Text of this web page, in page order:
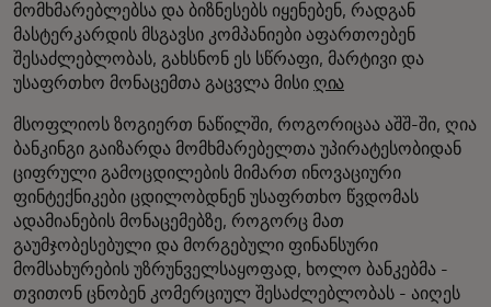
მომხმარებლებსა და ბიზნესებს იყენებენ, რადგან
მასტერკარდის მსგავსი კომპანიები აფართოებენ
შესაძლებლობას, გახსნონ ეს სწრაფი, მარტივი და
უსაფრთხო მონაცემთა გაცვლა მისი ღია
მსოფლიოს ზოგიერთ ნაწილში, როგორიცაა აშშ-ში, ღია
ბანკინგი გაიზარდა მომხმარებელთა უპირატესობიდან
ციფრული გამოცდილების მიმართ ინოვაციური
ფინტექნიკები ცდილობდნენ უსაფრთხო წვდომას
ადამიანების მონაცემებზე, როგორც მათ
გაუმჯობესებული და მორგებული ფინანსური
მომსახურების უზრუნველსაყოფად, ხოლო ბანკებმა -
თვითონ ცნობენ კომერციულ შესაძლებლობას - აიღეს